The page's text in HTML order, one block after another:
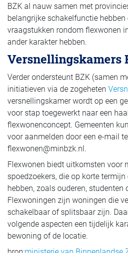
BZK al nauw samen met
belangrijke schakelfunctie
vraagstukken rondom flexwonen
ander karakter hebben.
Versnellingskamers
Verder ondersteunt BZK (samen
initiatieven via de zogeheten
versnellingskamer wordt op een
voor stap toegewerkt naar een
flexwonenconcept. Gemeenten
voor aanmelden door een e-mail
flexwonen@minbzk.nl.
Flexwonen biedt uitkomsten voor
spoedzoekers, die op korte
hebben, zoals ouderen,
Flexwoningen zijn woningen die
schakelbaar of splitsbaar zijn.
volgende aspecten een tijdelijk
bewoning of de locatie.